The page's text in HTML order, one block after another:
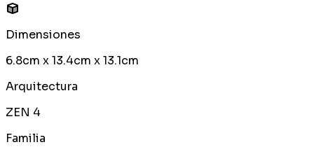
Dimensiones
6.8cm x 13.4cm x 13.1cm
Arquitectura
ZEN 4
Familia